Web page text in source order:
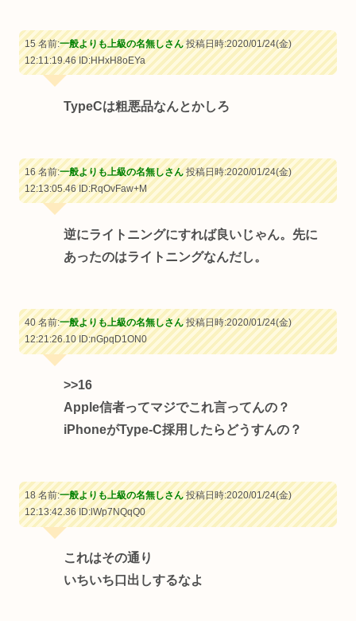
15 名前:一般よりも上級の名無しさん投稿日時:2020/01/24(金)
12:11:19.46ID:HHxH8oEYa
TypeCは粗悪品なんとかしろ
16 名前:一般よりも上級の名無しさん投稿日時:2020/01/24(金)
12:13:05.46ID:RqOvFaw+M
逆にライトニングにすれば良いじゃん。先に
あったのはライトニングなんだし。
40 名前:一般よりも上級の名無しさん投稿日時:2020/01/24(金)
12:21:26.10ID:nGpqD1ON0
>>16
Apple信者ってマジでこれ言ってんの？
iPhoneがType-C採用したらどうすんの？
18 名前:一般よりも上級の名無しさん投稿日時:2020/01/24(金)
12:13:42.36ID:lWp7NQqQ0
これはその通り
いちいち口出しするなよ